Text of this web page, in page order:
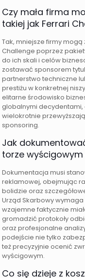
Czy mała firma
takiej jak Ferrari
Tak, mniejsze firmy
Challenge poprzez
do ich skali i celów
zostawać sponsorem
partnerstwo techniczne
prestiżu w konkretnej
elitarne środowisko
globalnymi decydentami,
wielokrotnie
sponsoring.
Jak
torze
Dokumentacja musi
reklamowej, obejmując
bolidzie oraz
Urząd Skarbowy
wzajemne faktycznie
gromadzić protokoły
oraz profesjonalne
podejście nie tylko
też precyzyjnie ocenić
wyścigowym.
Co się dzieje z